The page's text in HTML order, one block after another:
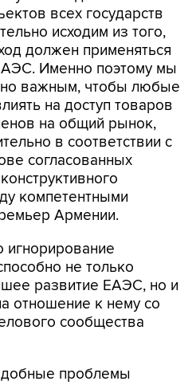
всех государств
исходим из того,
должен применяться
Именно поэтому мы
важным, чтобы любые
на доступ товаров
на общий рынок,
в соответствии с
согласованных
компетентными
Армении.
игнорирование
не только
развитие ЕАЭС, но и
отношение к нему со
сообщества
проблемы